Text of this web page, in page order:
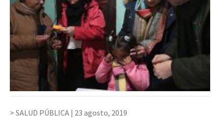
SALUD PÚBLICA | 23 agosto, 2019